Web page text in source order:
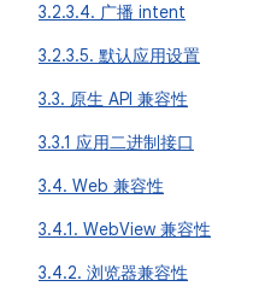
3.2.3.4. 广播 intent
3.2.3.5. 默认应用设置
3.3. 原生 API 兼容性
3.3.1 应用二进制接口
3.4. Web 兼容性
3.4.1. WebView 兼容性
3.4.2. 浏览器兼容性